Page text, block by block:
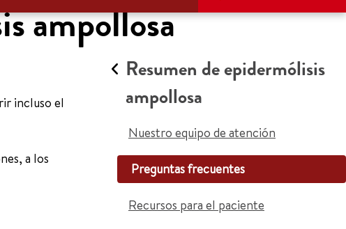
ampollosa
incluso el
a los
Resumen de epidermólisis
ampollosa
Nuestro equipo de atención
Preguntas frecuentes
Recursos para el paciente